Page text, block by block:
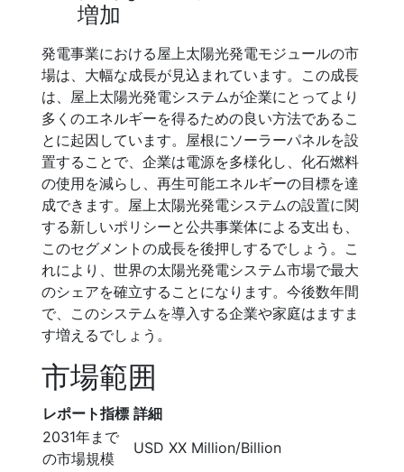
増加
発電事業における屋上太陽光発電モジュールの市
場は、大幅な成長が見込まれています。この成長
は、屋上太陽光発電システムが企業にとってより
多くのエネルギーを得るための良い方法であるこ
とに起因しています。屋根にソーラーパネルを設
置することで、企業は電源を多様化し、化石燃料
の使用を減らし、再生可能エネルギーの目標を達
成できます。屋上太陽光発電システムの設置に関
する新しいポリシーと公共事業体による支出も、
このセグメントの成長を後押しするでしょう。こ
れにより、世界の太陽光発電システム市場で最大
のシェアを確立することになります。今後数年間
で、このシステムを導入する企業や家庭はますま
す増えるでしょう。
市場範囲
レポート指標 詳細
2031年まで
の市場規模
USD XX Million/Billion